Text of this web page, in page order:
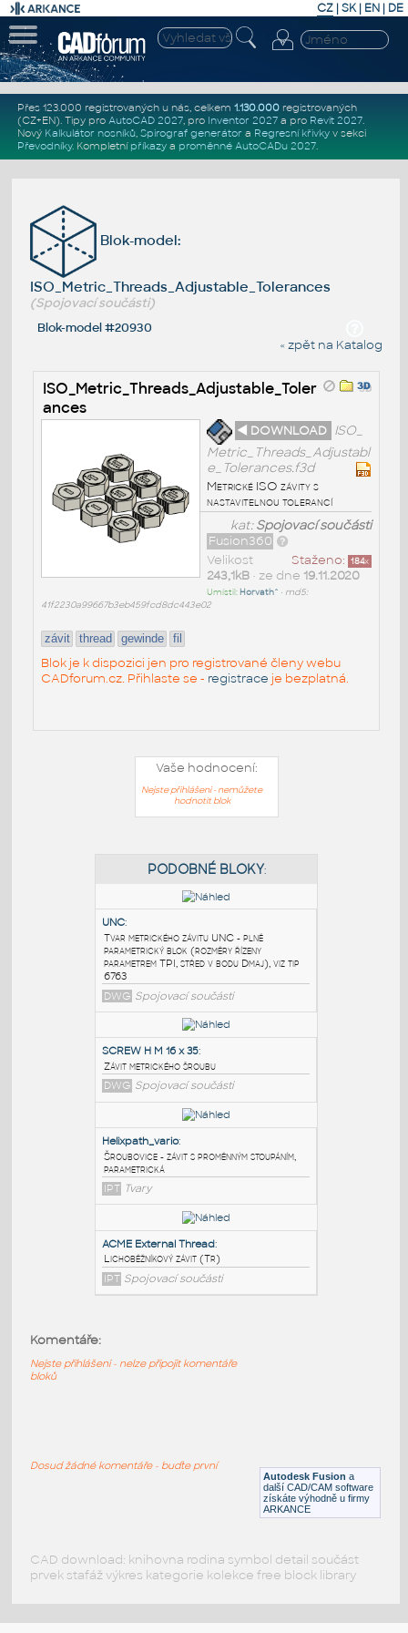
CZ | SK| EN | DE
Přes 123.000 registrovaných u nás, celkem 1.130.000registrovaných
(CZ+EN). Tipy pro AutoCAD 2027, pro Inventor 2027a pro Revit 2027.
Nový Kalkulátor nosníků, Spirograf generátor a Regresní křivkyv sekci
Převodníky. Kompletní příkazya proměnné AutoCADu 2027.
Blok-model:
ISO_Metric_Threads_Adjustable_Tolerances
(Spojovací součásti)
Blok-model #20930
« zpět na Katalog
ISO_Metric_Threads_Adjustable_Toler
ances
◄ DOWNLOAD ISO_
Metric_Threads_Adjustabl
e_Tolerances.f3d
Metrické ISO závity s
nastavitelnou tolerancí
kat:Spojovací součásti
Fusion360
Staženo: 184x
Velikost
243,1kB• ze dne 19.11.2020
Umístil: Horvath^ • md5:
41f2230a99667b3eb459fcd8dc443e02
závit thread gewinde fil
Blok je k dispozici jen pro registrované členy webu
CADforum.cz. Přihlaste se - registrace je bezplatná.
Vaše hodnocení:
Nejste přihlášeni - nemůžete
hodnotit blok
PODOBNÉ BLOKY
UNC:
Tvar metrického závitu UNC - plně
parametrický blok (rozměry řízeny
parametrem TPI, střed v bodu Dmaj), viz tip
6763
DWG Spojovací součásti
SCREW H M 16 x 35:
Závit metrického šroubu
DWG Spojovací součásti
Šroubovice - závit s proměnným stoupáním,
ACME External Thread
Autodesk Fusion a
další CAD/CAM software
získáte výhodně u firmy
ARKANCE
Komentáře:
Nejste přihlášeni - nelze připojit komentáře
bloků
Dosud žádné komentáře - buďte první
CAD download: knihovna rodina symbol detail součást
prvek stafáž výkres kategorie kolekce free block library